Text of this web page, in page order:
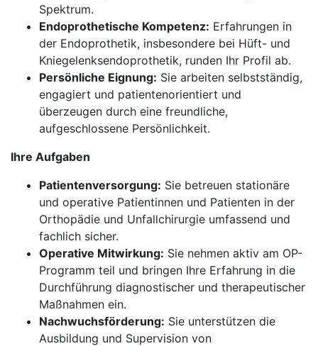
Spektrum.
Endoprothetische Kompetenz: Erfahrungen in
der Endoprothetik, insbesondere bei Hüft- und
Kniegelenksendoprothetik, runden Ihr Profil ab.
Persönliche Eignung: Sie arbeiten selbstständig,
engagiert und patientenorientiert und
überzeugen durch eine freundliche,
aufgeschlossene Persönlichkeit.
Ihre Aufgaben
Patientenversorgung: Sie betreuen stationäre
und operative Patientinnen und Patienten in der
Orthopädie und Unfallchirurgie umfassend und
fachlich sicher.
Operative Mitwirkung: Sie nehmen aktiv am OP-
Programm teil und bringen Ihre Erfahrung in die
Durchführung diagnostischer und therapeutischer
Maßnahmen ein.
Nachwuchsförderung: Sie unterstützen die
Ausbildung und Supervision von